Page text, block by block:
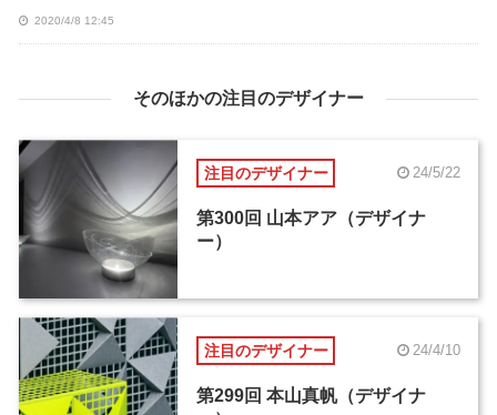
2020/4/8 12:45
そのほかの注目のデザイナー
注目のデザイナー 24/5/22
第300回 山本アア（デザイナ
ー）
注目のデザイナー 24/4/10
第299回 本山真帆（デザイナ